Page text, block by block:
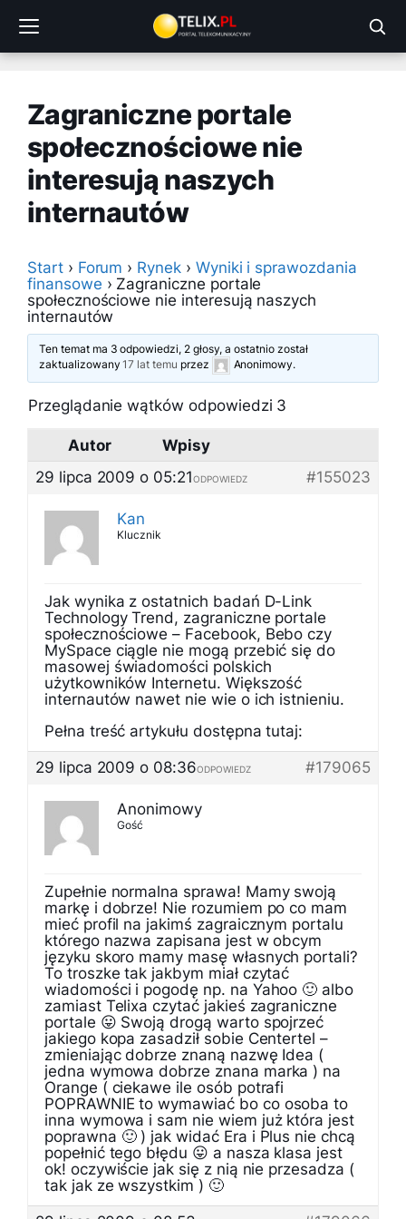
treści
Zagraniczne portale
społecznościowe nie
interesują naszych
internautów
Start › Forum › Rynek › Wyniki i sprawozdania
finansowe › Zagraniczne portale
społecznościowe nie interesują naszych
internautów
Ten temat ma 3 odpowiedzi, 2 głosy, a ostatnio został
zaktualizowany17 lat temu przez Anonimowy.
Przeglądanie wątków odpowiedzi 3
Autor
Wpisy
29 lipca 2009 o 05:21
#155023
ODPOWIEDZ
Kan
Klucznik
Jak wynika z ostatnich badań D-Link
Technology Trend, zagraniczne portale
społecznościowe – Facebook, Bebo czy
MySpace ciągle nie mogą przebić się do
masowej świadomości polskich
użytkowników Internetu. Większość
internautów nawet nie wie o ich istnieniu.
Pełna treść artykułu dostępna tutaj:
29 lipca 2009 o 08:36
#179065
ODPOWIEDZ
Anonimowy
Gość
Zupełnie normalna sprawa! Mamy swoją
markę i dobrze! Nie rozumiem po co mam
mieć profil na jakimś zagraicznym portalu
którego nazwa zapisana jest w obcym
języku skoro mamy masę własnych portali?
To troszke tak jakbym miał czytać
wiadomości i pogodę np. na Yahoo 🙂 albo
zamiast Telixa czytać jakieś zagraniczne
portale 😛 Swoją drogą warto spojrzeć
jakiego kopa zasadził sobie Centertel –
zmieniając dobrze znaną nazwę Idea (
jedna wymowa dobrze znana marka ) na
Orange ( ciekawe ile osób potrafi
POPRAWNIE to wymawiać bo co osoba to
inna wymowa i sam nie wiem już która jest
poprawna 🙂 ) jak widać Era i Plus nie chcą
popełnić tego błędu 😛 a nasza klasa jest
ok! oczywiście jak się z nią nie przesadza (
tak jak ze wszystkim ) 🙂